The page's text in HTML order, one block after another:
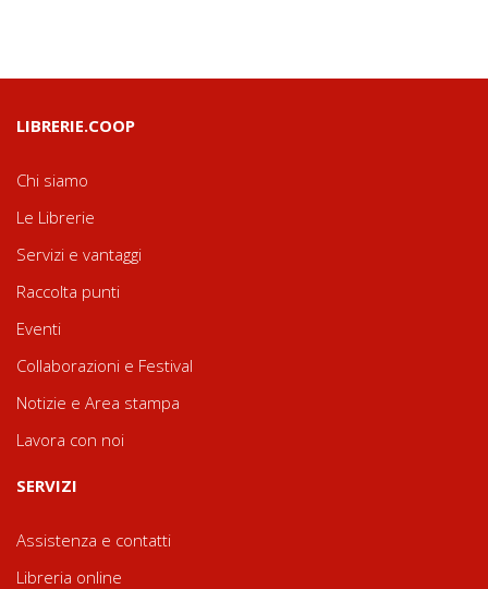
LIBRERIE.COOP
Chi siamo
Le Librerie
Servizi e vantaggi
Raccolta punti
Eventi
Collaborazioni e Festival
Notizie e Area stampa
Lavora con noi
SERVIZI
Assistenza e contatti
Libreria online